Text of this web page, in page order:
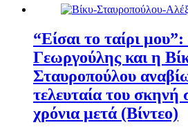
“Είσαι το ταίρι
Γεωργούλης και η
Σταυροπούλου
τελευταία του σκηνή
χρόνια μετά (Βίντεο)